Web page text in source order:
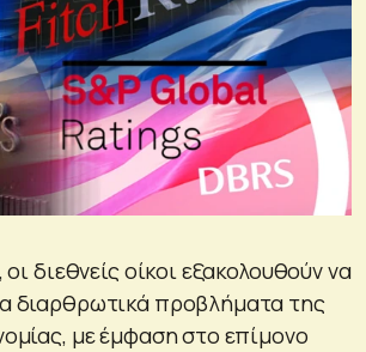
οι διεθνείς οίκοι εξακολουθούν να
διαρθρωτικά προβλήματα της
με έμφαση στο επίμονο